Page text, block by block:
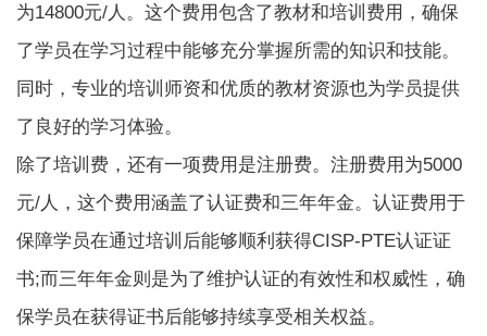
为14800元/人。这个费用包含了教材和培训费用，确保
了学员在学习过程中能够充分掌握所需的知识和技能。
同时，专业的培训师资和优质的教材资源也为学员提供
了良好的学习体验。
除了培训费，还有一项费用是注册费。注册费用为5000
元/人，这个费用涵盖了认证费和三年年金。认证费用于
保障学员在通过培训后能够顺利获得CISP-PTE认证证
书;而三年年金则是为了维护认证的有效性和权威性，确
保学员在获得证书后能够持续享受相关权益。